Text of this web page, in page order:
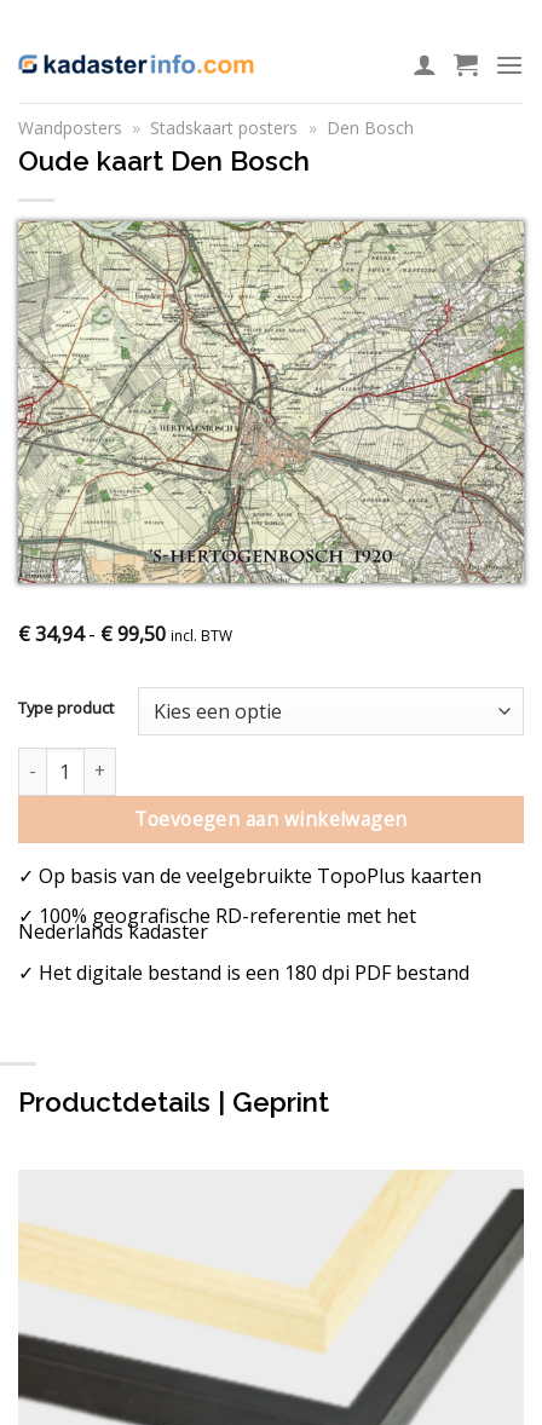
inhoud
Wandposters » Stadskaart posters » Den Bosch
Oude kaart Den Bosch
€34,94- €99,50 incl. BTW
Type product
Oude kaart Den Bosch aantal
Toevoegen aan winkelwagen
✓ Op basis van de veelgebruikte TopoPlus kaarten
✓ 100% geografische RD-referentie met het
Nederlands kadaster
✓ Het digitale bestand is een 180 dpi PDF bestand
Productdetails | Geprint